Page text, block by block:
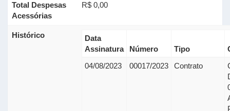
Total Despesas
Acessórias
R$ 0,00
Histórico
Data
Assinatura
Número Tipo
04/08/2023
00017/2023 Contrato